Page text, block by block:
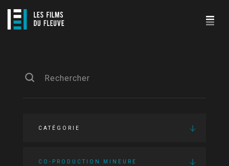
CATÉGORIE
CO-PRODUCTION MINEURE